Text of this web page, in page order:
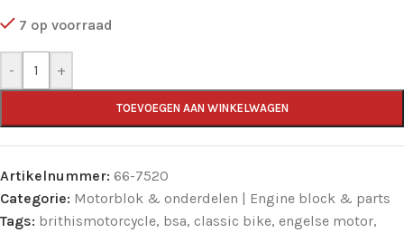
7 op voorraad
- +
TOEVOEGEN AAN WINKELWAGEN
Artikelnummer: 66-7520
Categorie: Motorblok & onderdelen | Engine block & parts
Tags: brithismotorcycle, bsa, classic bike, engelse motor,